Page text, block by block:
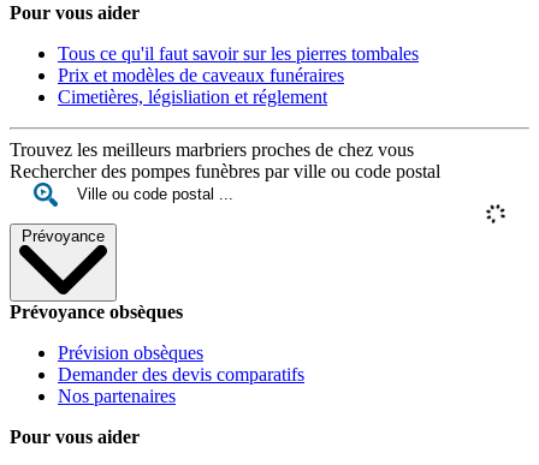
Pour vous aider
Tous ce qu'il faut savoir sur les pierres tombales
Prix et modèles de caveaux funéraires
Cimetières, législiation et réglement
Trouvez les meilleurs marbriers proches de chez vous
Rechercher des pompes funèbres par ville ou code postal
Prévoyance
Prévoyance obsèques
Prévision obsèques
Demander des devis comparatifs
Nos partenaires
Pour vous aider